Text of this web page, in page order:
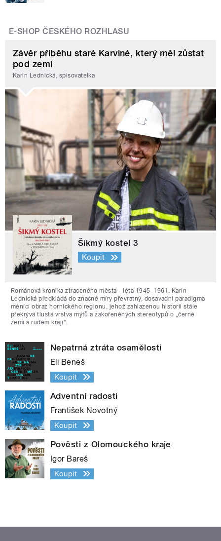
E-SHOP ČESKÉHO ROZHLASU
Závěr příběhu staré Karviné, který měl zůstat
pod zemí
Karin Lednická, spisovatelka
Šikmý kostel 3
Koupit
Románová kronika ztraceného města - léta 1945–1961. Karin
Lednická předkládá do značné míry převratný, dosavadní paradigma
měnící obraz hornického regionu, jehož zahlazenou historii stále
překrývá tlustá vrstva mýtů a zakořeněných stereotypů o „černé
zemi a rudém kraji“.
Nepatrná ztráta osamělosti
Eli Beneš
Koupit
Adventní radosti
František Novotný
Koupit
Pověsti z Olomouckého kraje
Igor Bareš
Koupit